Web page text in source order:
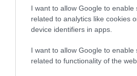
I want to allow Google to enable
related to analytics like cookies
device identifiers in apps.
I want to allow Google to enable
related to functionality of the
09.08.2026 | 09:40
Σε αυτή την Ενορία του Οσίου
Μητροπολίτης Χαλκίδος
09.08.2026 | 09:20